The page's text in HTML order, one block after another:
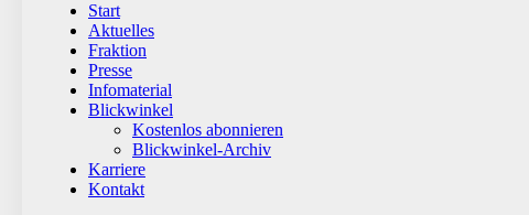
Start
Aktuelles
Fraktion
Presse
Infomaterial
Blickwinkel
Kostenlos abonnieren
Blickwinkel-Archiv
Karriere
Kontakt